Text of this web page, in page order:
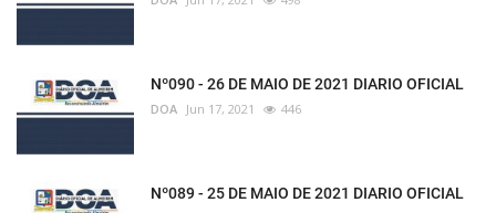
Nº090 - 26 DE MAIO DE 2021 DIARIO OFICIAL
DOA Jun 17, 2021 446
Nº089 - 25 DE MAIO DE 2021 DIARIO OFICIAL